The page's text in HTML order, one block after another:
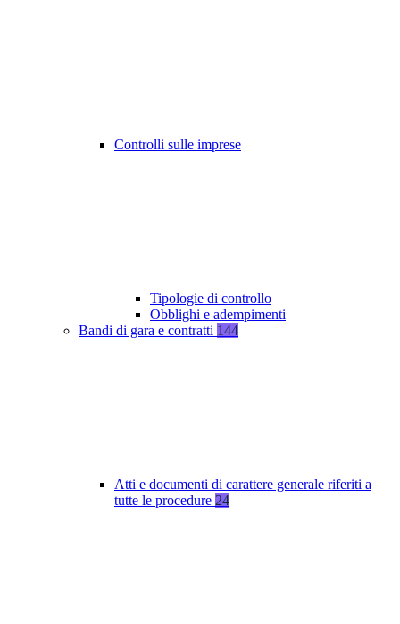
Controlli sulle imprese
Tipologie di controllo
Obblighi e adempimenti
Bandi di gara e contratti 144
Atti e documenti di carattere generale riferiti a
tutte le procedure 24